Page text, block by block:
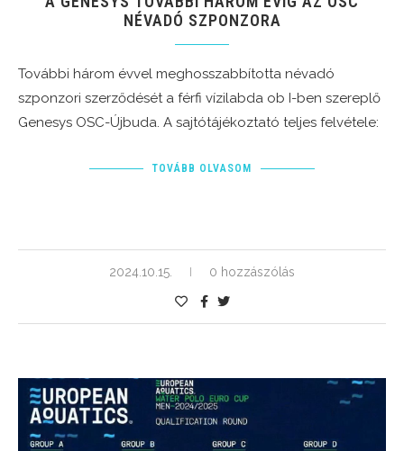
NÉVADÓ SZPONZORA
További három évvel meghosszabbította névadó
szponzori szerződését a férfi vízilabda ob I-ben szereplő
Genesys OSC-Újbuda. A sajtótájékoztató teljes felvétele:
TOVÁBB OLVASOM
2024.10.15. 0 hozzászólás